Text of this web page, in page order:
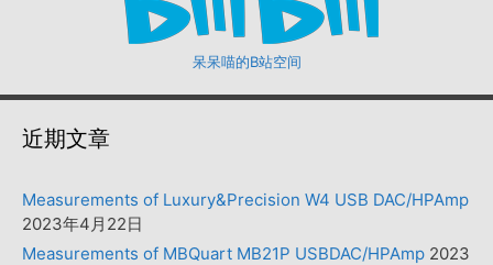
呆呆喵的B站空间
近期文章
Measurements of Luxury&Precision W4 USB DAC/HPAmp
2023年4月22日
Measurements of MBQuart MB21P USBDAC/HPAmp 2023